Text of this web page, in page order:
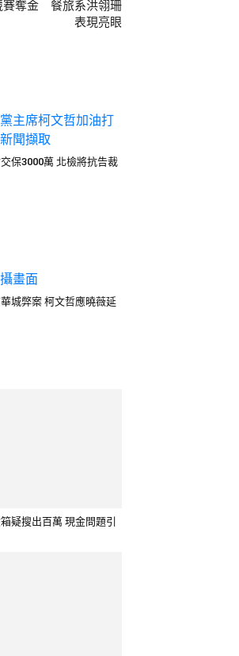
賽奪金 餐旅系洪翎珊
表現亮眼
保3000萬 北檢將抗告裁
城弊案 柯文哲應曉薇延